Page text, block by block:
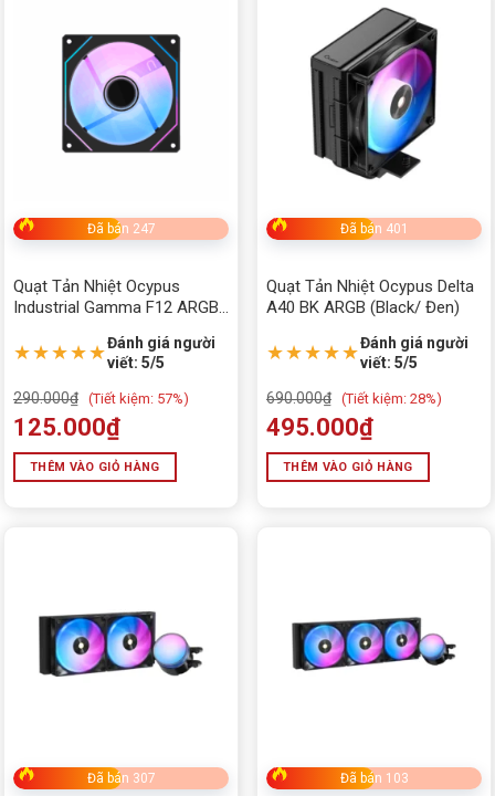
Đã bán 247
Quạt Tản Nhiệt Ocypus
Industrial Gamma F12 ARGB
★★★★★Đánh giá người
viết: 5/5
290.000₫ (Tiết kiệm: 57%)
125.000₫
THÊM VÀO GIỎ HÀNG
Đã bán 401
Quạt Tản Nhiệt Ocypus Delta
A40 BK ARGB (Black/ Đen)
★★★★★Đánh giá người
viết: 5/5
690.000₫ (Tiết kiệm: 28%)
495.000₫
THÊM VÀO GIỎ HÀNG
Đã bán 307 Đã bán 103